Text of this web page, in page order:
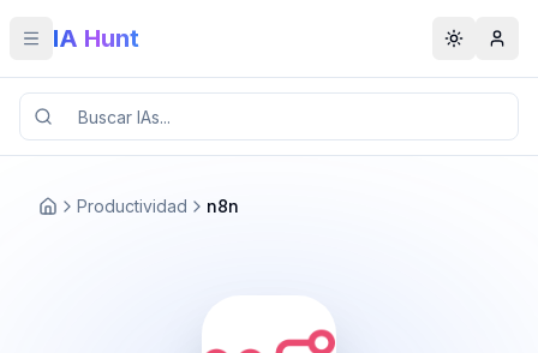
Toggle menu
IA Hunt Toggle
Productividad n8n